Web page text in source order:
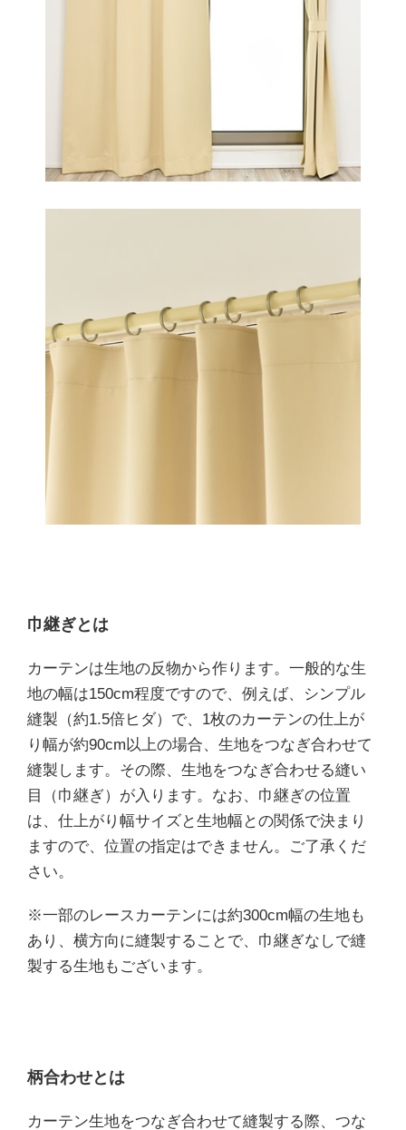
巾継ぎとは
カーテンは生地の反物から作ります。一般的な生
地の幅は150cm程度ですので、例えば、シンプル
縫製（約1.5倍ヒダ）で、1枚のカーテンの仕上が
り幅が約90cm以上の場合、生地をつなぎ合わせて
縫製します。その際、生地をつなぎ合わせる縫い
目（巾継ぎ）が入ります。なお、巾継ぎの位置
は、仕上がり幅サイズと生地幅との関係で決まり
ますので、位置の指定はできません。ご了承くだ
さい。
※一部のレースカーテンには約300cm幅の生地も
あり、横方向に縫製することで、巾継ぎなしで縫
製する生地もございます。
柄合わせとは
カーテン生地をつなぎ合わせて縫製する際、つな